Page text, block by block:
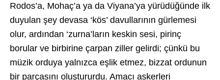
Rodos’a, Mohaç’a ya da Viyana’ya yürüdüğünde ilk
duyulan şey devasa ‘kös’ davullarının gürlemesi
olur, ardından ‘zurna’ların keskin sesi, pirinç
borular ve birbirine çarpan ziller gelirdi; çünkü bu
müzik orduya yalnızca eşlik etmez, bizzat ordunun
bir parçasını oluştururdu. Amacı askerleri